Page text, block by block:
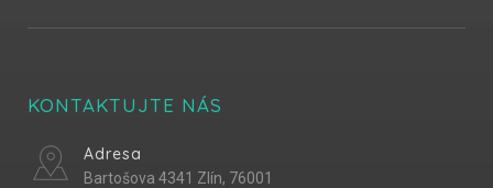
KONTAKTUJTE NÁS
Adresa
Bartošova 4341 Zlín, 76001